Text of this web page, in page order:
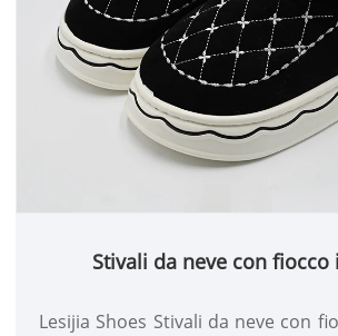
Stivali da neve con fiocco
Lesijia Shoes Stivali da neve con